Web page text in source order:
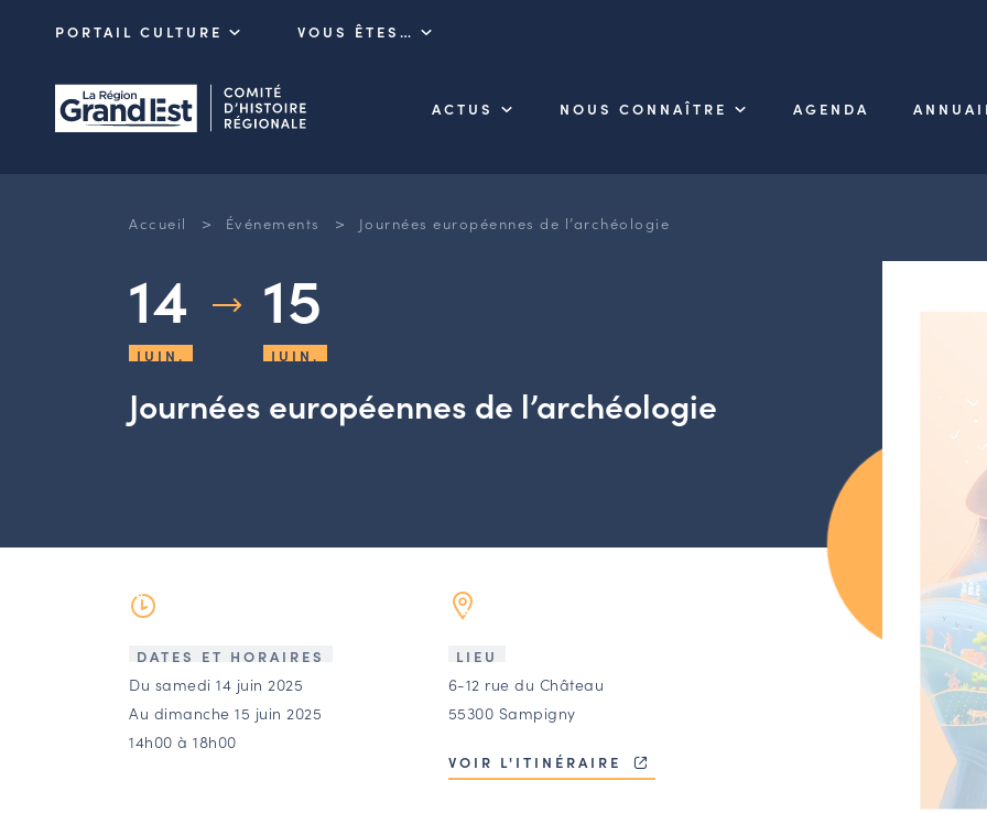
PORTAIL CULTURE VOUS ÊTES…
ACTUS NOUS CONNAÎTRE AGENDA
Accueil > Événements > Journées européennes de l’archéologie
14
JUIN.
15
JUIN.
Journées européennes de l’archéologie
DATES ET HORAIRES
Du samedi 14 juin 2025
Au dimanche 15 juin 2025
14h00 à 18h00
LIEU
6-12 rue du Château
55300 Sampigny
VOIR L'ITINÉRAIRE